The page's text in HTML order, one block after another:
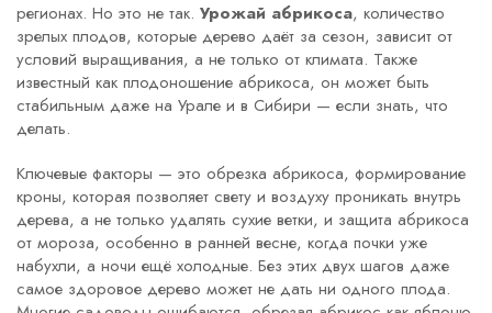
регионах. Но это не так. Урожай абрикоса, количество
зрелых плодов, которые дерево даёт за сезон, зависит от
условий выращивания, а не только от климата. Также
известный как плодоношение абрикоса, он может быть
стабильным даже на Урале и в Сибири — если знать, что
делать.
Ключевые факторы — это обрезка абрикоса, формирование
кроны, которая позволяет свету и воздуху проникать внутрь
дерева, а не только удалять сухие ветки, и защита абрикоса
от мороза, особенно в ранней весне, когда почки уже
набухли, а ночи ещё холодные. Без этих двух шагов даже
самое здоровое дерево может не дать ни одного плода.